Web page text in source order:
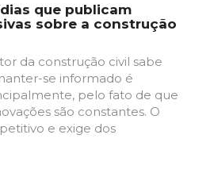
que publicam
sobre​ ​a construção​
da construção civil sabe
se informado é
pelo fato de que
são constantes. O
e exige dos